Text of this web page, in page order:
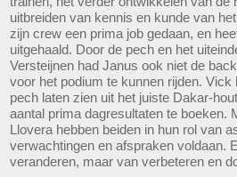
uitbreiden van kennis en kunde van
zijn crew een prima job gedaan, en
uitgehaald. Door de pech en het
Versteijnen had Janus ook niet de
voor het podium te kunnen rijden. Vick
pech laten zien uit het juiste Dakar-
aantal prima dagresultaten te boeken.
Llovera hebben beiden in hun rol van
verwachtingen en afspraken voldaan.
veranderen, maar van verbeteren en